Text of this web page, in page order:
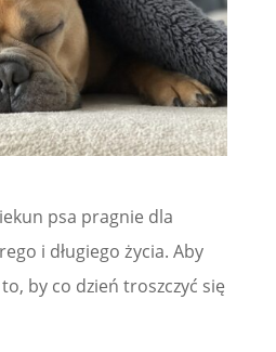
psa pragnie dla
i długiego życia. Aby
by co dzień troszczyć się